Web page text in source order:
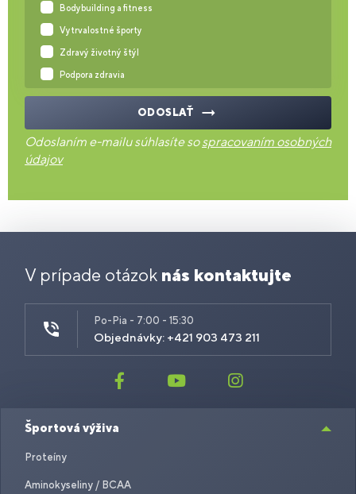
Bodybuilding a fitness
Vytrvalostné športy
Zdravý životný štýl
Podpora zdravia
ODOSLAŤ
Odoslaním e-mailu súhlasíte sospracovaním osobných
údajov
V prípade otázok nás kontaktujte
Po-Pia - 7:00 - 15:30
Objednávky: +421 903 473 211
Športová výživa
Proteíny
Aminokyseliny / BCAA